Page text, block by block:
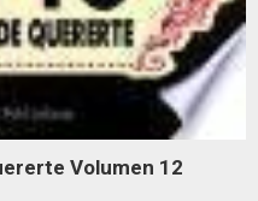
Volumen 12